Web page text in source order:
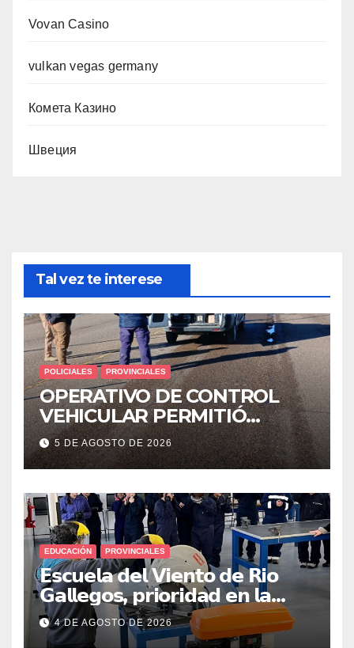
Vovan Casino
vulkan vegas germany
Комета Казино
Швеция
Tal vez te interese
POLICIALES PROVINCIALES
OPERATIVO DE CONTROL
VEHICULAR PERMITIÓ
LOCALIZAR A UN HOMBRE
CON PEDIDO DE PARADERO
5 DE AGOSTO DE 2026
EDUCACIÓN PROVINCIALES
𝗘𝘀𝗰𝘂𝗲𝗹𝗮 𝗱𝗲𝗹 𝗩𝗶𝗲𝗻𝘁𝗼 𝗱𝗲 𝗥𝗶𝗼
𝗚𝗮𝗹𝗹𝗲𝗴𝗼𝘀, 𝗽𝗿𝗶𝗼𝗿𝗶𝗱𝗮𝗱 𝗲𝗻 𝗹𝗮
𝘀𝗲𝗴𝘂𝗿𝗶𝗱𝗮𝗱: 𝗖𝗹𝗮𝘃𝗲 𝗲𝗻 𝗲𝗹 𝗶𝗻𝗶𝗰𝗶𝗼
𝗱𝗲 𝗹𝗼𝘀 𝘁𝗮𝗹𝗹𝗲𝗿𝗲𝘀 𝗶𝗻𝗱𝘂𝘀𝘁𝗿𝗶𝗮𝗹𝗲𝘀
4 DE AGOSTO DE 2026